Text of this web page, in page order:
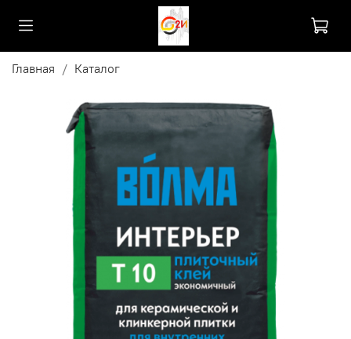
Главная Каталог